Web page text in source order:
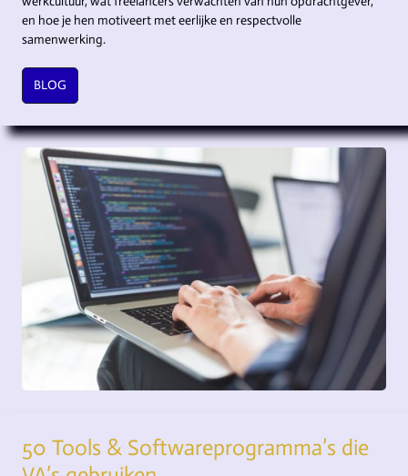
en hoe je hen motiveert met eerlijke en respectvolle
samenwerking.
BLOG
50 Tools & Softwareprogramma’s die